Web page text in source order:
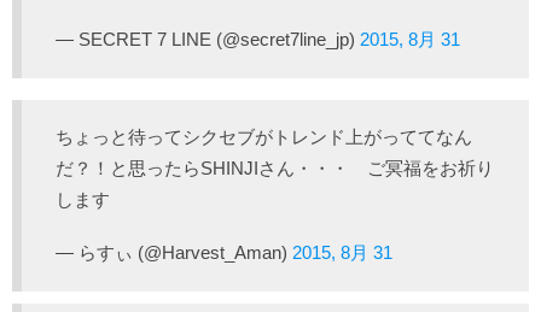
— SECRET 7 LINE (@secret7line_jp) 2015, 8月 31
ちょっと待ってシクセブがトレンド上がっててなん
だ？！と思ったらSHINJIさん・・・ ご冥福をお祈り
します
— らすぃ (@Harvest_Aman) 2015, 8月 31